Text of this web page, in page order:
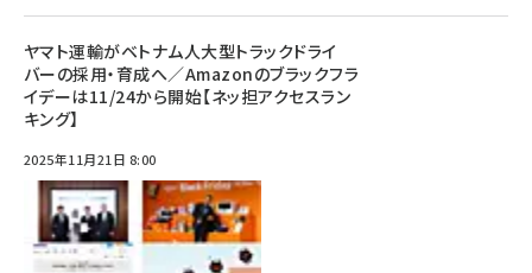
ヤマト運輸がベトナム人大型トラックドライ
バーの採用・育成へ／Amazonのブラックフラ
イデーは11/24から開始【ネッ担アクセスラン
キング】
2025年11月21日 8:00